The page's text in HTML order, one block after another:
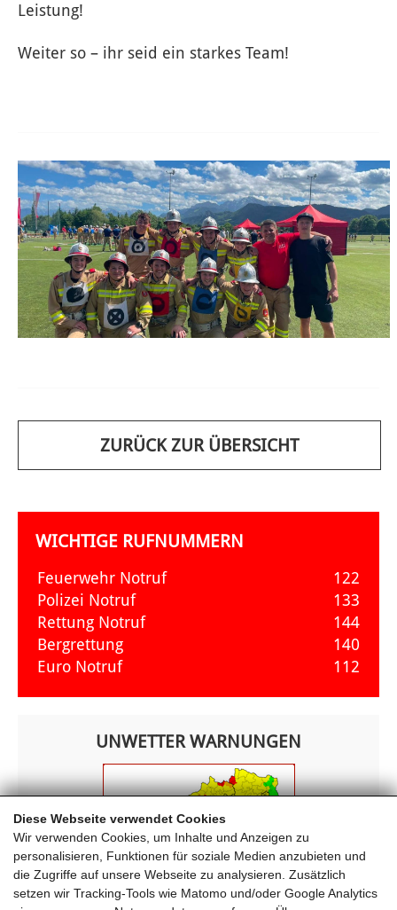
Diese Webseite verwendet Cookies
Wir verwenden Cookies, um Inhalte und Anzeigen zu
personalisieren, Funktionen für soziale Medien anzubieten und
die Zugriffe auf unsere Webseite zu analysieren. Zusätzlich
setzen wir Tracking-Tools wie Matomo und/oder Google Analytics
Leistung!
Weiter so – ihr seid ein starkes Team!
ZURÜCK ZUR ÜBERSICHT
WICHTIGE RUFNUMMERN
Feuerwehr Notruf
122
Polizei Notruf
133
Rettung Notruf
144
Bergrettung
140
Euro Notruf
112
UNWETTER WARNUNGEN